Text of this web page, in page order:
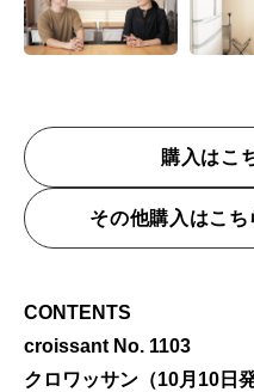
購入はこ
その他購入はこ
CONTENTS
croissant No. 1103
クロワッサン（10月10日発